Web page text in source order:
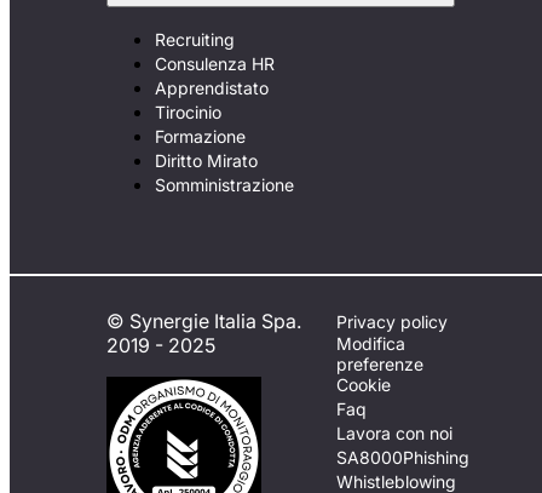
Recruiting
Consulenza HR
Apprendistato
Tirocinio
Formazione
Diritto Mirato
Somministrazione
© Synergie Italia Spa.
2019 - 2025
Privacy policy
Modifica
preferenze
Cookie
Faq
Lavora con noi
SA8000Phishing
Whistleblowing